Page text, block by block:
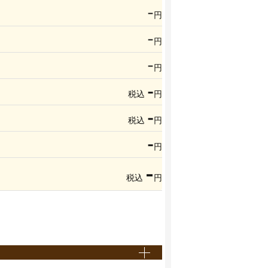
-円
-円
-円
税込 -円
税込 -円
-円
税込 -円